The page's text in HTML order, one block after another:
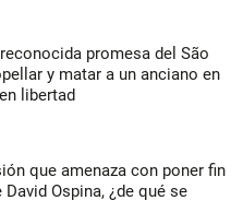
promesa del São
y matar a un anciano en
libertad
que amenaza con poner fin
Ospina, ¿de qué se